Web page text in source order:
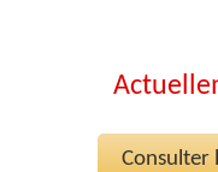
Consulter